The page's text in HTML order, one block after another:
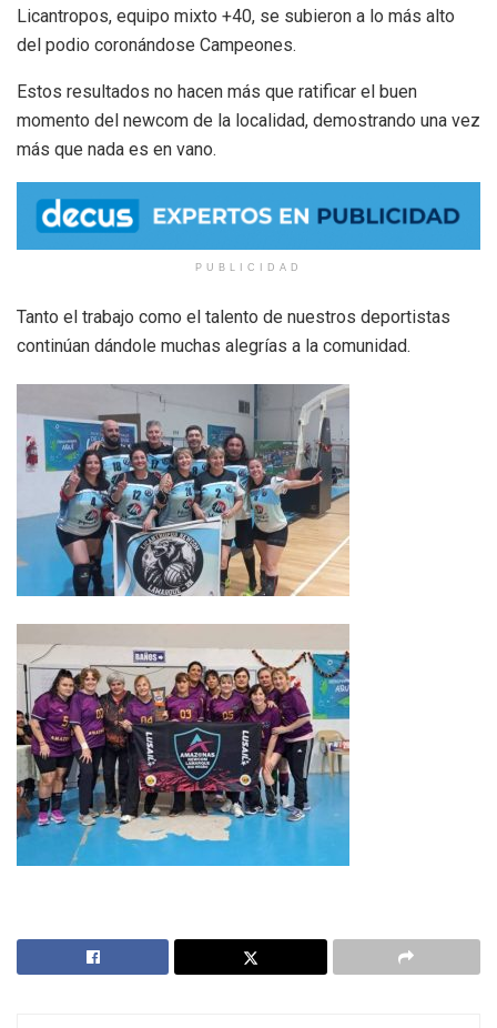
Licantropos, equipo mixto +40, se subieron a lo más alto
del podio coronándose Campeones.
Estos resultados no hacen más que ratificar el buen
momento del newcom de la localidad, demostrando una vez
más que nada es en vano.
PUBLICIDAD
Tanto el trabajo como el talento de nuestros deportistas
continúan dándole muchas alegrías a la comunidad.